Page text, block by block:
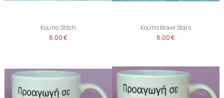
Κούπα Stitch
8,00 €
Κούπα Brawl Stars
8,00 €